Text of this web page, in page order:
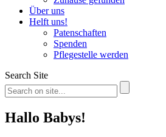
Über uns
Helft uns!
Patenschaften
Spenden
Pflegestelle werden
Search Site
Hallo Babys!